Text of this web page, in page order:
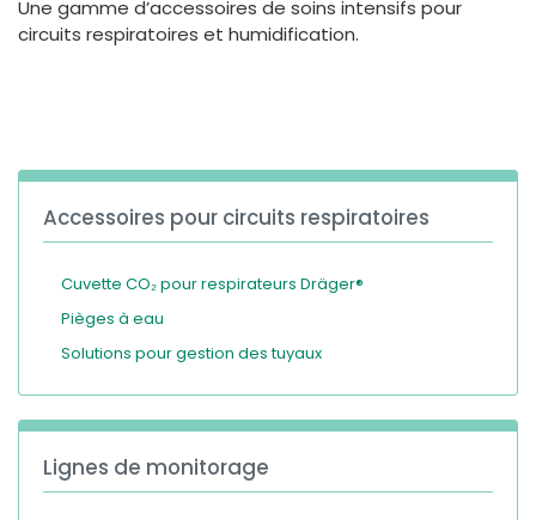
España
Turkey
Une gamme d’accessoires de soins intensifs pour
circuits respiratoires et humidification.
Accessoires pour circuits respiratoires
Cuvette CO₂ pour respirateurs Dräger®
Pièges à eau
Solutions pour gestion des tuyaux
Lignes de monitorage